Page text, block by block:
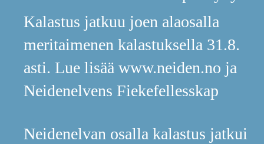
Kalastus jatkuu joen alaosalla
meritaimenen kalastuksella 31.8.
asti. Lue lisää www.neiden.no ja
Neidenelvens Fiekefellesskap
Neidenelvan osalla kalastus jatkui